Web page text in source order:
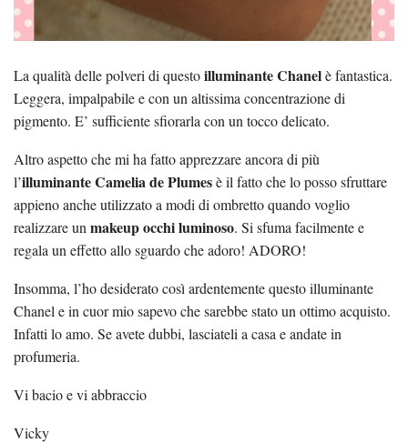
La qualità delle polveri di questoilluminante Chanelè fantastica.
Leggera, impalpabile e con un altissima concentrazione di
pigmento. E’ sufficiente sfiorarla con un tocco delicato.
Altro aspetto che mi ha fatto apprezzare ancora di più
l’illuminante Camelia de Plumesè il fatto che lo posso sfruttare
appieno anche utilizzato a modi di ombretto quando voglio
realizzare un makeup occhi luminoso. Si sfuma facilmente e
regala un effetto allo sguardo che adoro! ADORO!
Insomma, l’ho desiderato così ardentemente questo illuminante
Chanel e in cuor mio sapevo che sarebbe stato un ottimo acquisto.
Infatti lo amo. Se avete dubbi, lasciateli a casa e andate in
profumeria.
Vi bacio e vi abbraccio
Vicky